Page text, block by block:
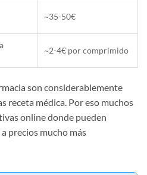
~35-50€
~2-4€ por comprimido
son considerablemente
receta médica. Por eso muchos
online donde pueden
precios mucho más